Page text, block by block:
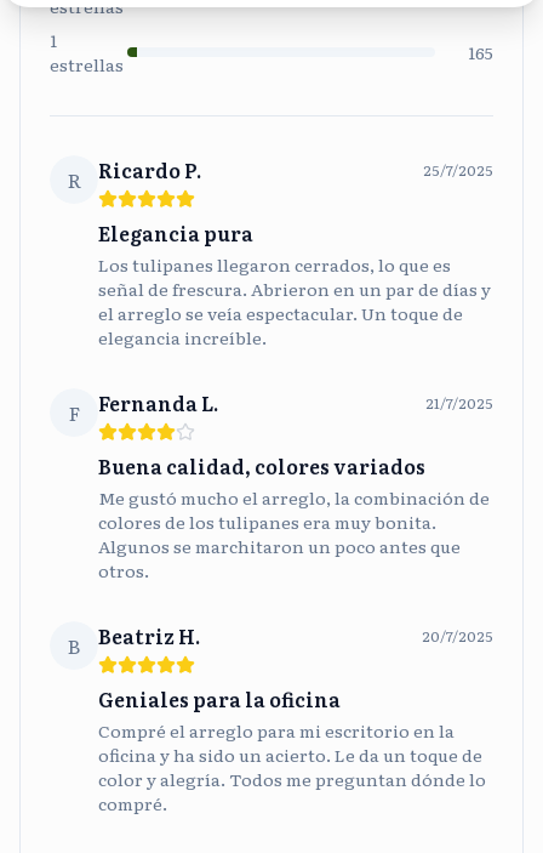
estrellas
1
estrellas
165
R Ricardo P. 25/7/2025
Elegancia pura
Los tulipanes llegaron cerrados, lo que es
señal de frescura. Abrieron en un par de días y
el arreglo se veía espectacular. Un toque de
elegancia increíble.
F Fernanda L. 21/7/2025
Buena calidad, colores variados
Me gustó mucho el arreglo, la combinación de
colores de los tulipanes era muy bonita.
Algunos se marchitaron un poco antes que
otros.
B Beatriz H. 20/7/2025
Geniales para la oficina
Compré el arreglo para mi escritorio en la
oficina y ha sido un acierto. Le da un toque de
color y alegría. Todos me preguntan dónde lo
compré.